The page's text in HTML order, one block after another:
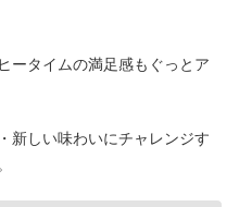
ータイムの満足感もぐっとア
新しい味わいにチャレンジす